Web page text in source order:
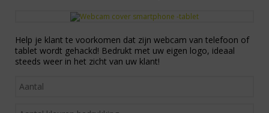
Help je klant te voorkomen dat zijn webcam van telefoon of
tablet wordt gehackd! Bedrukt met uw eigen logo, ideaal
steeds weer in het zicht van uw klant!